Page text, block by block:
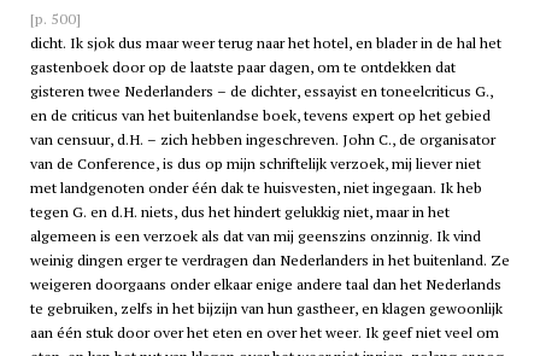
[p. 500]
dicht. Ik sjok dus maar weer terug naar het hotel, en blader in de hal het
gastenboek door op de laatste paar dagen, om te ontdekken dat
gisteren twee Nederlanders – de dichter, essayist en toneelcriticus G.,
en de criticus van het buitenlandse boek, tevens expert op het gebied
van censuur, d.H. – zich hebben ingeschreven. John C., de organisator
van de Conference, is dus op mijn schriftelijk verzoek, mij liever niet
met landgenoten onder één dak te huisvesten, niet ingegaan. Ik heb
tegen G. en d.H. niets, dus het hindert gelukkig niet, maar in het
algemeen is een verzoek als dat van mij geenszins onzinnig. Ik vind
weinig dingen erger te verdragen dan Nederlanders in het buitenland. Ze
weigeren doorgaans onder elkaar enige andere taal dan het Nederlands
te gebruiken, zelfs in het bijzijn van hun gastheer, en klagen gewoonlijk
aan één stuk door over het eten en over het weer. Ik geef niet veel om